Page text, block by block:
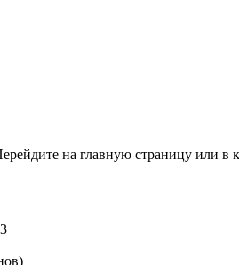
на главную страницу или в